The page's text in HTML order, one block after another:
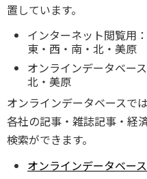
置しています。
インターネット閲覧用
東・西・南・北・美原
オンラインデータベー
北・美原
オンラインデータベースで
各社の記事・雑誌記事・経
検索ができます。
オンラインデータベー